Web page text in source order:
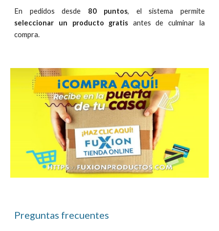
En pedidos desde 80 puntos, el sistema permite
seleccionar un producto gratis antes de culminar la
compra.
Preguntas frecuentes